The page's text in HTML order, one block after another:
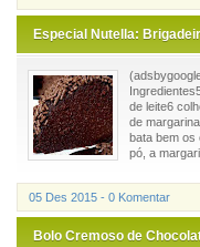
Especial Nutella:
de leite6
de
bata bem os
pó, a
05 Des 2015 - 0 Komentar
Bolo Cremoso de